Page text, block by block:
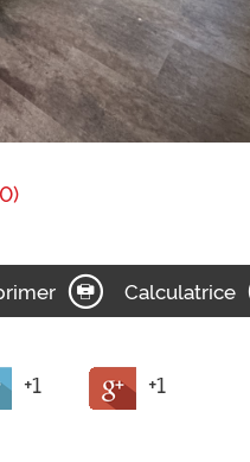
Calculatrice
+1 +1